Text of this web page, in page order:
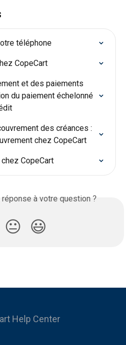
téléphone
CopeCart
et des paiements
du paiement échelonné
des créances :
chez CopeCart
CopeCart
à votre question ?
😐 😃